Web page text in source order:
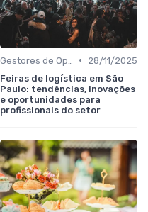
•
28/11/2025
Feiras de logística em São
Paulo: tendências, inovações
e oportunidades para
profissionais do setor